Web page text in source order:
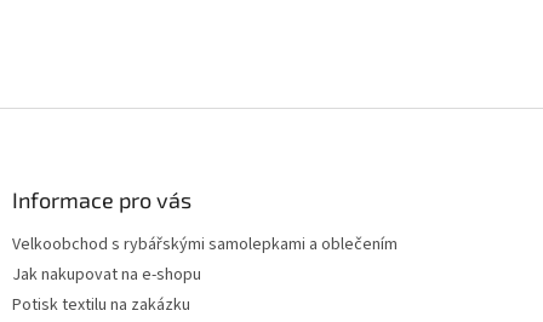
y
Informace pro vás
Velkoobchod s rybářskými samolepkami a oblečením
Jak nakupovat na e-shopu
Potisk textilu na zakázku